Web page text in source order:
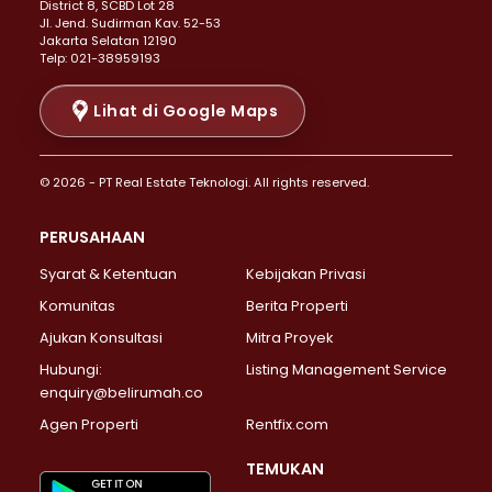
Properti Dijual di Senen >
Properti Dijual di Tanah Abang >
Properti Dijual di Cikini >
Properti Dijual di Kramat >
Properti Dijual di Pasar Baru >
Properti Dijual di Bendungan Hilir >
Properti Dijual di Jakarta Selatan >
Properti Dijual di Lebak Bulus >
Properti Dijual di Gandaria Selatan >
Properti Dijual di Pondok Labu >
Properti Dijual di Lenteng Agung >
Properti Dijual di Senayan >
Properti Dijual di Pondok Pinang >
Properti Dijual di Kebayoran Lama >
Properti Dijual di Kebayoran Baru >
District 8, SCBD Lot 28
JI. Jend. Sudirman Kav. 52-53
Jakarta Selatan 12190
Telp: 021-38959193
Lihat di Google Maps
© 2026 - PT Real Estate Teknologi. All rights reserved.
PERUSAHAAN
Syarat & Ketentuan
Kebijakan Privasi
Komunitas
Berita Properti
Ajukan Konsultasi
Mitra Proyek
Hubungi:
enquiry@belirumah.co
Listing Management Service
Agen Properti Rentfix.com
TEMUKAN